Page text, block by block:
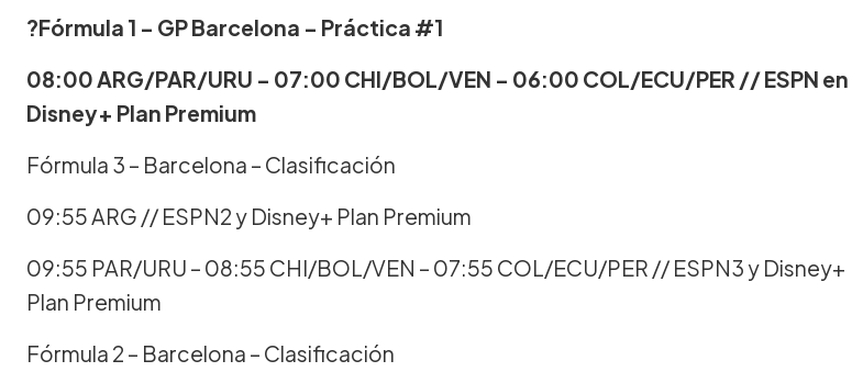
?Fórmula 1 – GP Barcelona – Práctica #1
08:00 ARG/PAR/URU – 07:00 CHI/BOL/VEN – 06:00 COL/ECU/PER // ESPN en
Disney+ Plan Premium
Fórmula 3 – Barcelona – Clasificación
09:55 ARG // ESPN2 y Disney+ Plan Premium
09:55 PAR/URU – 08:55 CHI/BOL/VEN – 07:55 COL/ECU/PER // ESPN3 y Disney+
Plan Premium
Fórmula 2 – Barcelona – Clasificación